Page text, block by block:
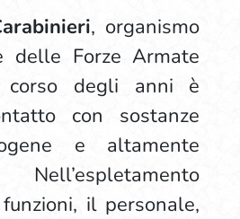
, organismo
delle Forze Armate
corso degli anni è
con sostanze
e altamente
Nell’espletamento
il personale,